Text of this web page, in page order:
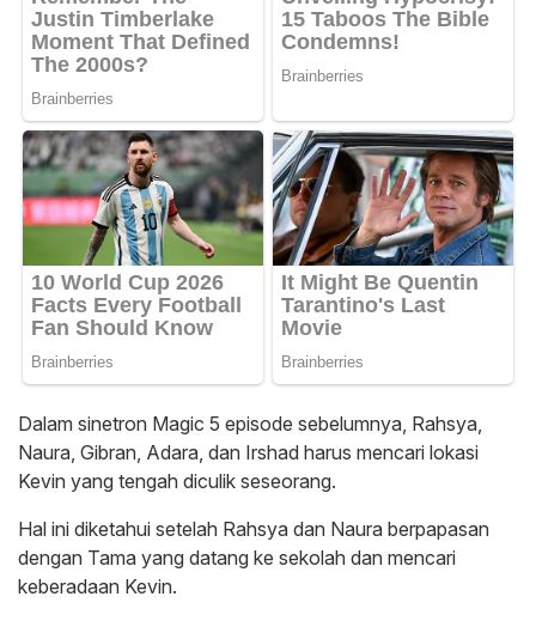
Dalam sinetron Magic 5 episode sebelumnya, Rahsya,
Naura, Gibran, Adara, dan Irshad harus mencari lokasi
Kevin yang tengah diculik seseorang.
Hal ini diketahui setelah Rahsya dan Naura berpapasan
dengan Tama yang datang ke sekolah dan mencari
keberadaan Kevin.